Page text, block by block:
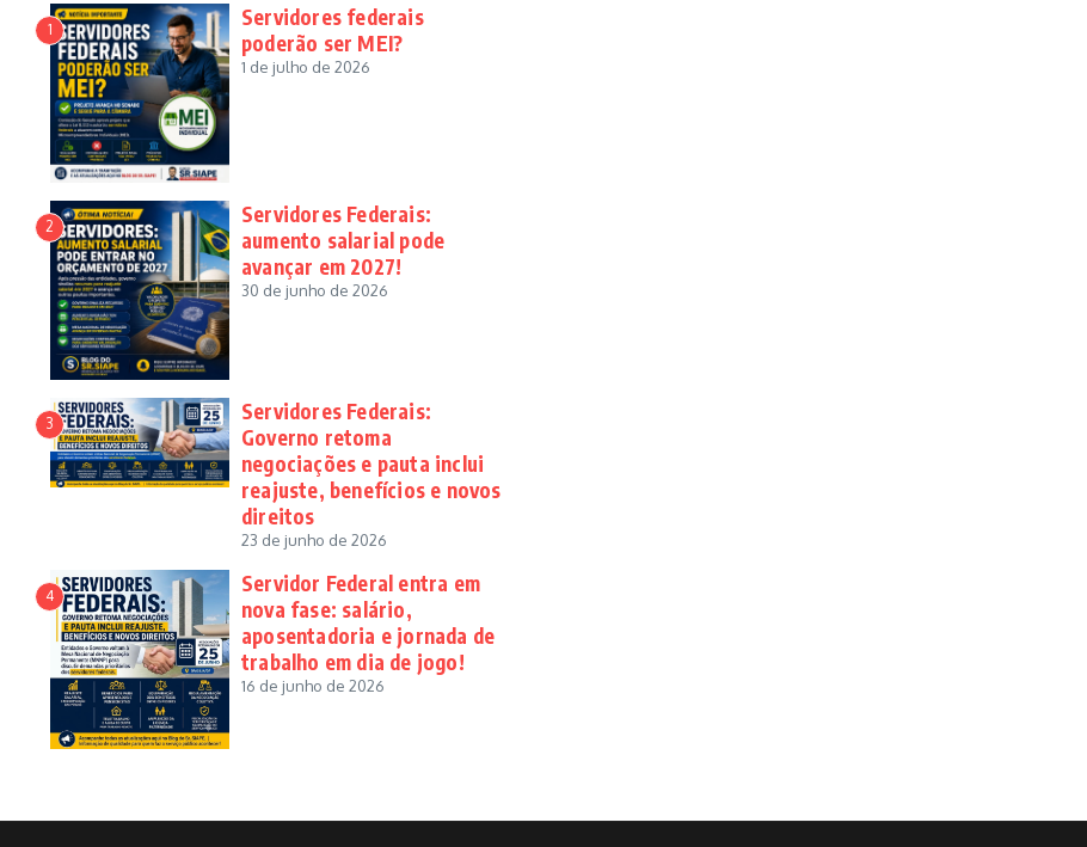
1
Servidores federais
poderão ser MEI?
1 de julho de 2026
2
Servidores Federais:
aumento salarial pode
avançar em 2027!
30 de junho de 2026
3
Servidores Federais:
Governo retoma
negociações e pauta inclui
reajuste, benefícios e novos
direitos
23 de junho de 2026
4
Servidor Federal entra em
nova fase: salário,
aposentadoria e jornada de
trabalho em dia de jogo!
16 de junho de 2026